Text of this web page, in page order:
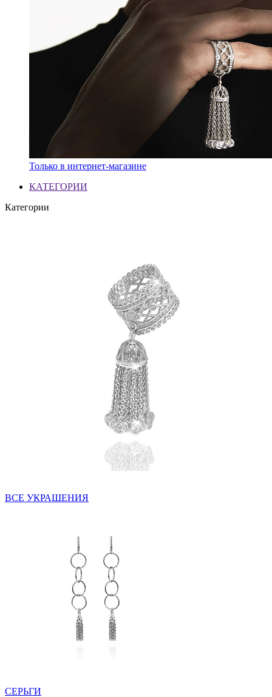
Только в интернет-магазине
КАТЕГОРИИ
Категории
ВСЕ УКРАШЕНИЯ
СЕРЬГИ